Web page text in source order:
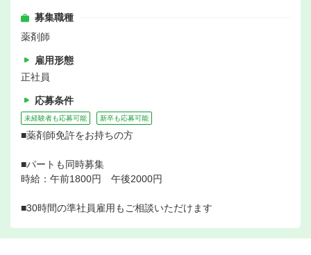
募集職種
薬剤師
雇用形態
正社員
応募条件
未経験者も応募可能 新卒も応募可能
■薬剤師免許をお持ちの方
■パートも同時募集
時給：午前1800円 午後2000円
■30時間の準社員雇用もご相談いただけます